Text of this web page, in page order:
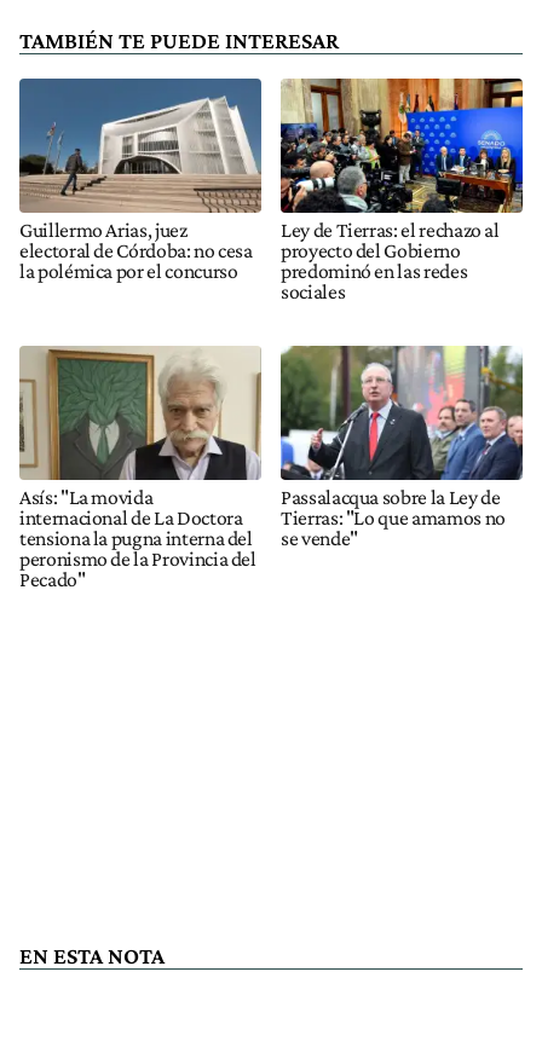
TAMBIÉN TE PUEDE INTERESAR
Guillermo Arias, juez
electoral de Córdoba: no cesa
la polémica por el concurso
Ley de Tierras: el rechazo al
proyecto del Gobierno
predominó en las redes
sociales
Asís: "La movida
internacional de La Doctora
tensiona la pugna interna del
peronismo de la Provincia del
Pecado"
Passalacqua sobre la Ley de
Tierras: "Lo que amamos no
se vende"
EN ESTA NOTA